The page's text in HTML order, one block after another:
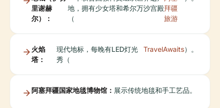
里谢赫
尔）：
地，拥有少女塔和希尔万沙宫殿
（
拜疆
旅游
火焰
塔：
现代地标，每晚有LED灯光
秀（
TravelAwaits）。
阿塞拜疆国家地毯博物馆： 展示传统地毯和手工艺品。